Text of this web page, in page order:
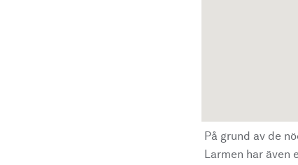
På grund av de
Larmen har